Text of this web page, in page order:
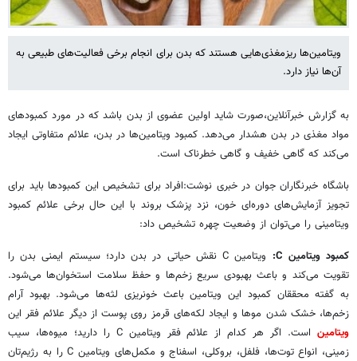
ویتامین‌ها ریزمغذی‌هایی هستند که بدن برای انجام برخی فعالیت‌های طبیعی به
آن‌ها نیاز دارد.
به گزارش خبرآنلاین،صورت شاید اولین عضوی از بدن باشد که در مورد کمبودهای
مواد مغذی در بدن هشدار می‌دهد. کمبود ویتامین‌ها در بدن، علائم متفاوتی ایجاد
می‌کند که گاهی خفیف و گاهی خطرناک است.
باشگاه خبرنگاران جوان در خبری نوشت:افراد برای تشخیص این کمبودها باید برای
تجویز آزمایش‌های دوره‌ای خون، نزد پزشک بروند با این حال برخی علائم کمبود
ویتامینی را می‌توان از وضعیت چهره تشخیص داد:
کمبود ویتامین C:
ویتامین C نقش حیاتی در بدن دارد؛ سیستم ایمنی بدن را
تقویت می‌کند و باعث بهبودی سریع زخم‌ها و حفظ سلامت استخوان‌ها می‌شود.
به گفته محققان کمبود این ویتامین باعث خونریزی لثه‌ها می‌شود. بهبود آرام
زخم‌ها، خشک شدن موها و ایجاد لکه‌های قرمز روی پوست از دیگر علائم فقر این
ویتامین
است. اگر هر کدام از علائم فقر ویتامین C را دارید؛ میوه‌ها، سیب
زمینی، انواع توت‌ها، فلفل، بروکلی، اسفناج و مکمل‌های ویتامین C را به رژیم‌تان